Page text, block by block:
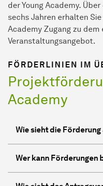
der Young Academy.
sechs Jah­ren erhalten
Academy Zugang zu dem
Veranstaltungsangebot.
FÖRDERLINIEN IM
Academy
Wie sieht die Förderung
Wer kann Förderungen